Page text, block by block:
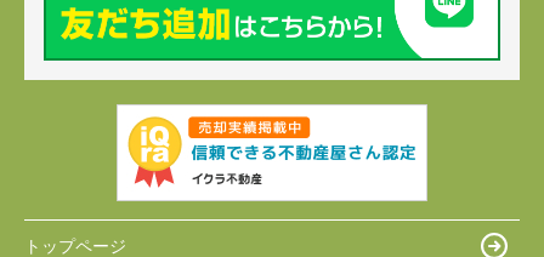
トップページ